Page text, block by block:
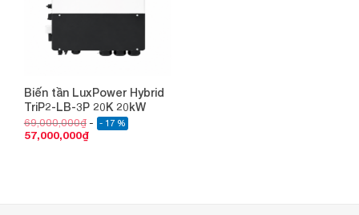
Biến tần LuxPower Hybrid
TriP2-LB-3P 20K 20kW
69,000,000₫ - 17 %
57,000,000₫